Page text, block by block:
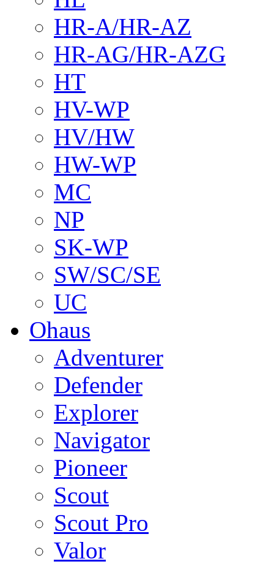
HR-A/HR-AZ
HR-AG/HR-AZG
HT
HV-WP
HV/HW
HW-WP
MC
NP
SK-WP
SW/SC/SE
UC
Ohaus
Adventurer
Defender
Explorer
Navigator
Pioneer
Scout
Scout Pro
Valor